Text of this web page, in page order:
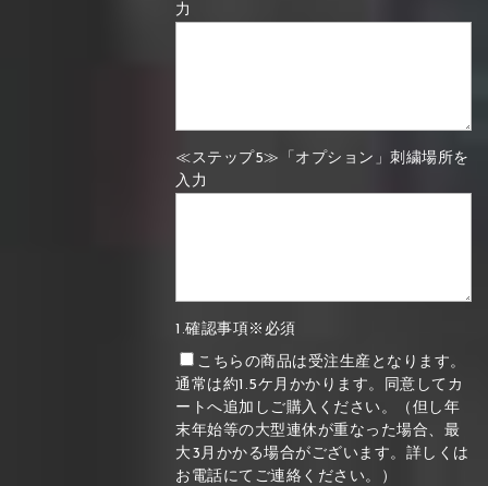
力
≪ステップ5≫「オプション」刺繍場所を
入力
1.確認事項※必須
こちらの商品は受注生産となります。
通常は約1.5ケ月かかります。同意してカ
ートへ追加しご購入ください。（但し年
末年始等の大型連休が重なった場合、最
大3月かかる場合がございます。詳しくは
お電話にてご連絡ください。）